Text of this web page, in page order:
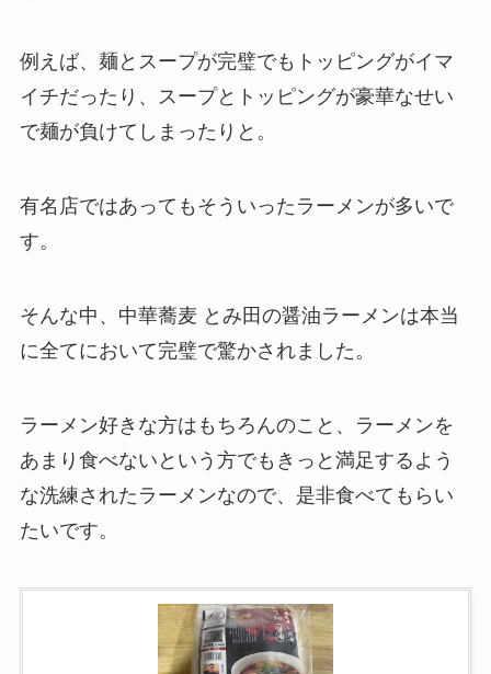
例えば、麺とスープが完璧でもトッピングがイマ
イチだったり、スープとトッピングが豪華なせい
で麺が負けてしまったりと。
有名店ではあってもそういったラーメンが多いで
す。
そんな中、中華蕎麦 とみ田の醤油ラーメンは本当
に全てにおいて完璧で驚かされました。
ラーメン好きな方はもちろんのこと、ラーメンを
あまり食べないという方でもきっと満足するよう
な洗練されたラーメンなので、是非食べてもらい
たいです。